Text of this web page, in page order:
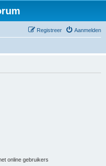
Aanmelden
Registreer
online gebruikers